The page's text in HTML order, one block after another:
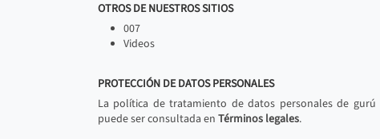
OTROS DE NUESTROS SITIOS
007
Videos
PROTECCIÓN DE DATOS PERSONALES
La política de tratamiento de datos personales de gurú
puede ser consultada en Términos legales.